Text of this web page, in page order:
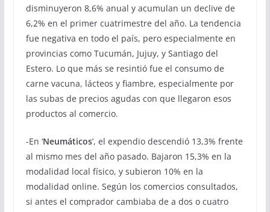
disminuyeron 8,6% anual y acumulan un declive de
6,2% en el primer cuatrimestre del año. La tendencia
fue negativa en todo el país, pero especialmente en
provincias como Tucumán, Jujuy, y Santiago del
Estero. Lo que más se resintió fue el consumo de
carne vacuna, lácteos y fiambre, especialmente por
las subas de precios agudas con que llegaron esos
productos al comercio.
-En ‘Neumáticos’, el expendio descendió 13,3% frente
al mismo mes del año pasado. Bajaron 15,3% en la
modalidad local físico, y subieron 10% en la
modalidad online. Según los comercios consultados,
si antes el comprador cambiaba de a dos o cuatro